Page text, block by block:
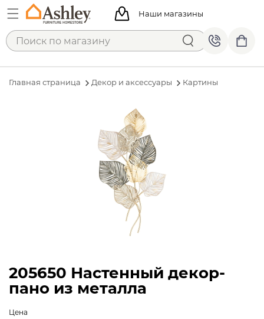
Наши магазины
Главная страница Декор и аксессуары Картины
205650 Настенный декор-
пано из металла
Цена